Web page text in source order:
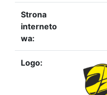
Strona
interneto
wa:
Logo: